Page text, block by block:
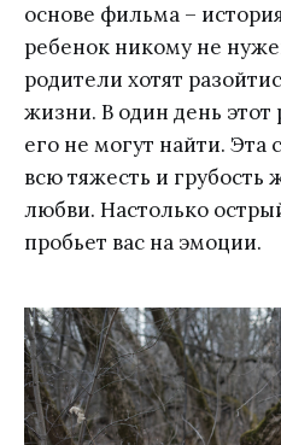
основе фильма –
ребенок никому не
родители хотят
жизни. В один день этот
его не могут найти. Эта
всю тяжесть и грубость
любви. Настолько
пробьет вас на эмоции.